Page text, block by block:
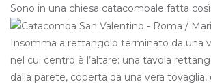
Sono in una chiesa catacombale fatta così:
Insomma a rettangolo terminato da una
nel cui centro è l’altare: una tavola
dalla parete, coperta da una vera tovaglia,